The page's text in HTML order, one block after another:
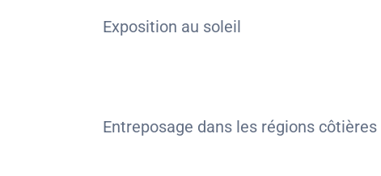
Exposition au soleil
Entreposage dans les régions côtières